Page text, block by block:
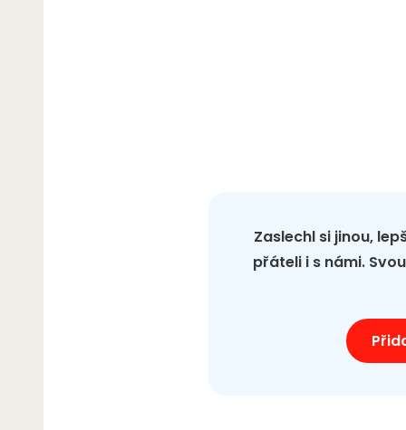
Zaslechl si jinou,
přáteli i s námi.